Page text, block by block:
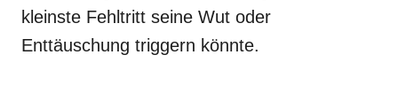
kleinste Fehltritt seine Wut oder
Enttäuschung triggern könnte.